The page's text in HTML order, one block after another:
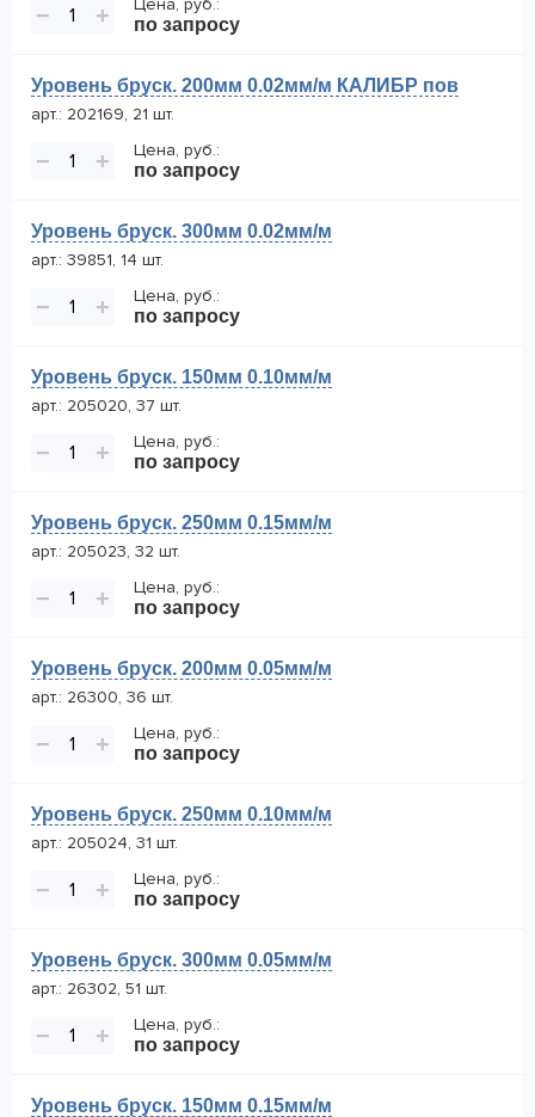
− +
Цена, руб.:
по запросу
Уровень бруск. 200мм 0.02мм/м КАЛИБР пов
арт.: 202169, 21 шт.
− +
Цена, руб.:
по запросу
Уровень бруск. 300мм 0.02мм/м
арт.: 39851, 14 шт.
− +
Цена, руб.:
по запросу
Уровень бруск. 150мм 0.10мм/м
арт.: 205020, 37 шт.
− +
Цена, руб.:
по запросу
Уровень бруск. 250мм 0.15мм/м
арт.: 205023, 32 шт.
− +
Цена, руб.:
по запросу
Уровень бруск. 200мм 0.05мм/м
арт.: 26300, 36 шт.
− +
Цена, руб.:
по запросу
Уровень бруск. 250мм 0.10мм/м
арт.: 205024, 31 шт.
− +
Цена, руб.:
по запросу
Уровень бруск. 300мм 0.05мм/м
арт.: 26302, 51 шт.
− +
Цена, руб.:
по запросу
Уровень бруск. 150мм 0.15мм/м